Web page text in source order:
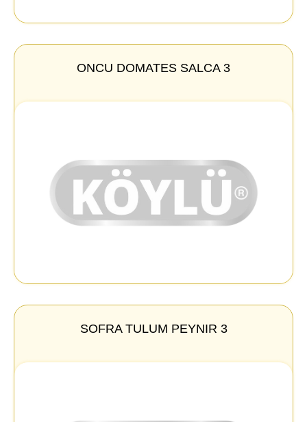
ONCU DOMATES SALCA 3
SOFRA TULUM PEYNIR 3